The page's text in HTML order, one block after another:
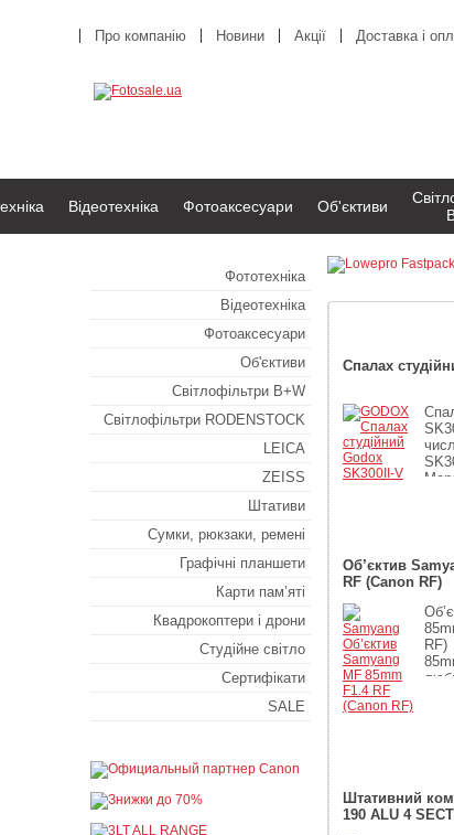
Спалах
Об’єктив
RF (Canon RF)
RF)
Штативний
190 ALU 4
Про компанію Новини Акції Доставка і
Відеотехніка Фотоаксесуари Об'єктиви
Фототехніка
Відеотехніка
Фотоаксесуари
Об'єктиви
Світлофільтри B+W
Світлофільтри RODENSTOCK
LEICA
ZEISS
Штативи
Сумки, рюкзаки, ремені
Графічні планшети
Карти пам’яті
Квадрокоптери і дрони
Студійне світло
Сертифікати
SALE